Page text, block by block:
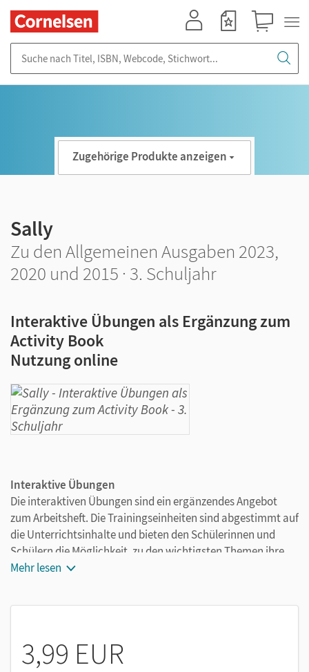
Zugehörige Produkte anzeigen
Sally
Zu den Allgemeinen Ausgaben 2023,
2020 und 2015 · 3. Schuljahr
Interaktive Übungen als Ergänzung zum
Activity Book
Nutzung online
Interaktive Übungen
Die interaktiven Übungen sind ein ergänzendes Angebot
zum Arbeitsheft. Die Trainingseinheiten sind abgestimmt auf
die Unterrichtsinhalte und bieten den Schülerinnen und
Schülern die Möglichkeit, zu den wichtigsten Themen ihre
Kenntnisse zu vertiefen. Tipps und Feedback unterstützen
Mehr lesen
3,99 EUR